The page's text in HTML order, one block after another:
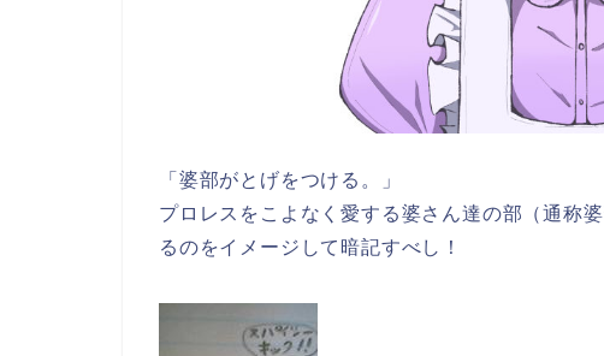
「婆部がとげをつける。」
プロレスをこよなく愛する婆さん達の部（通称
るのをイメージして暗記すべし！